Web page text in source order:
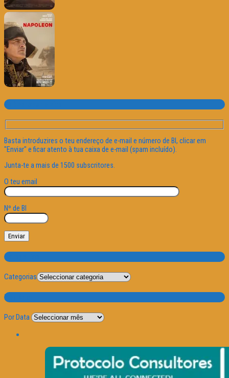
Subscrever o site
Basta introduzires o teu endereço de e-mail e número de BI, clicar em
"Enviar" e ficar atento à tua caixa de e-mail (spam incluído).
Junta-te a mais de 1500 subscritores.
O teu email
Nº de BI
Categorias
Categorias
Por Data
Por Data